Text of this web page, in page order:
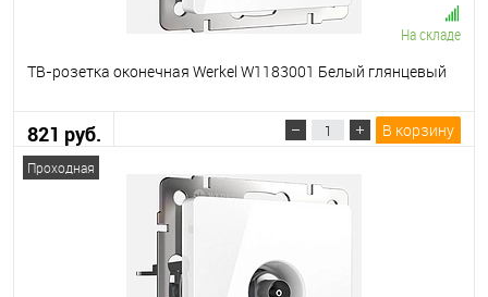
На складе
ТВ-розетка оконечная Werkel W1183001 Белый глянцевый
821 руб. В корзину
Проходная